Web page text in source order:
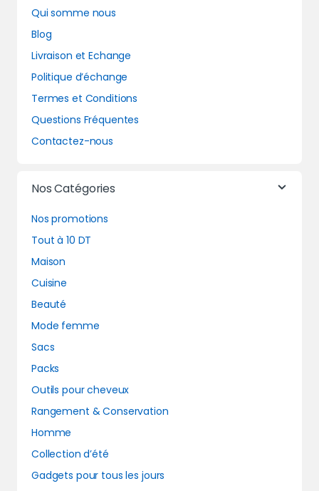
Qui somme nous
Blog
Livraison et Echange
Politique d’échange
Termes et Conditions
Questions Fréquentes
Contactez-nous
Nos Catégories
Nos promotions
Tout à 10 DT
Maison
Cuisine
Beauté
Mode femme
Sacs
Packs
Outils pour cheveux
Rangement & Conservation
Homme
Collection d’été
Gadgets pour tous les jours